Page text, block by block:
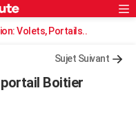
Rechercher
Volets, Portails..
Sujet Suivant
Boitier